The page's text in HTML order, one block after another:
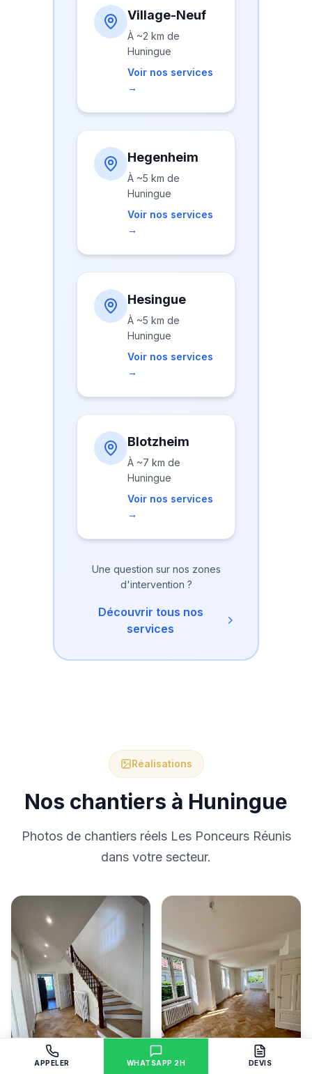
Village-Neuf
À ~2 km de
Huningue
Voir nos services
→
Hegenheim
À ~5 km de
Huningue
Voir nos services
→
Hesingue
À ~5 km de
Huningue
Voir nos services
→
Blotzheim
À ~7 km de
Huningue
Voir nos services
→
Une question sur nos zones
d'intervention ?
Découvrir tous nos
services
Réalisations
Nos chantiers à Huningue
Photos de chantiers réels Les Ponceurs Réunis
dans votre secteur.
APPELER WHATSAPP 2H DEVIS